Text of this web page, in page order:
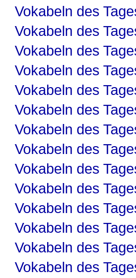
Vokabeln des
Vokabeln des
Vokabeln des
Vokabeln des
Vokabeln des
Vokabeln des
Vokabeln des
Vokabeln des
Vokabeln des
Vokabeln des
Vokabeln des
Vokabeln des
Vokabeln des
Vokabeln des